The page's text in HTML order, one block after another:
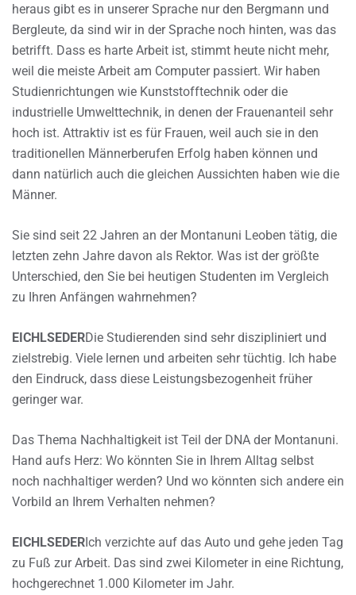
heraus gibt es in unserer Sprache nur den Bergmann und
Bergleute, da sind wir in der Sprache noch hinten, was das
betrifft. Dass es harte Arbeit ist, stimmt heute nicht mehr,
weil die meiste Arbeit am Computer passiert. Wir haben
Studienrichtungen wie Kunststofftechnik oder die
industrielle Umwelttechnik, in denen der Frauenanteil sehr
hoch ist. Attraktiv ist es für Frauen, weil auch sie in den
traditionellen Männerberufen Erfolg haben können und
dann natürlich auch die gleichen Aussichten haben wie die
Männer.
Sie sind seit 22 Jahren an der Montanuni Leoben tätig, die
letzten zehn Jahre davon als Rektor. Was ist der größte
Unterschied, den Sie bei heutigen Studenten im Vergleich
zu Ihren Anfängen wahrnehmen?
EICHLSEDERDie Studierenden sind sehr diszipliniert und
zielstrebig. Viele lernen und arbeiten sehr tüchtig. Ich habe
den Eindruck, dass diese Leistungsbezogenheit früher
geringer war.
Das Thema Nachhaltigkeit ist Teil der DNA der Montanuni.
Hand aufs Herz: Wo könnten Sie in Ihrem Alltag selbst
noch nachhaltiger werden? Und wo könnten sich andere ein
Vorbild an Ihrem Verhalten nehmen?
EICHLSEDERIch verzichte auf das Auto und gehe jeden Tag
zu Fuß zur Arbeit. Das sind zwei Kilometer in eine Richtung,
hochgerechnet 1.000 Kilometer im Jahr.